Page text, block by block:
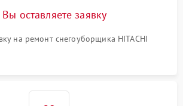
Вы оставляете заявку
на ремонт снегоуборщика HITACHI